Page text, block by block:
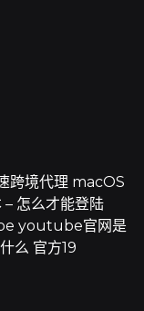
跨境代理 macOS
– 怎么才能登陆
youtube官网是
什么 官方19